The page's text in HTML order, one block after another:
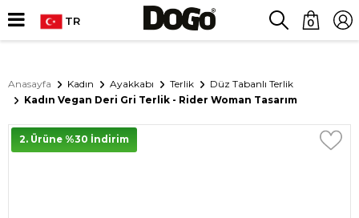
TR 0
Anasayfa Kadın Ayakkabı Terlik
Düz Tabanlı Terlik
Kadın Vegan Deri Gri Terlik - Rider Woman Tasarım
2. Ürüne %30 İndirim